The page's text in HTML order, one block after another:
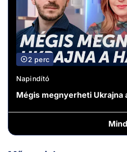
2 perc
Napindító
Mégis megnyerheti Ukrajna